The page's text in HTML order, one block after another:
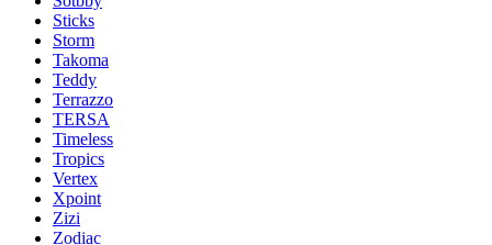
Sticks
Storm
Takoma
Teddy
Terrazzo
TERSA
Timeless
Tropics
Vertex
Xpoint
Zizi
Zodiac